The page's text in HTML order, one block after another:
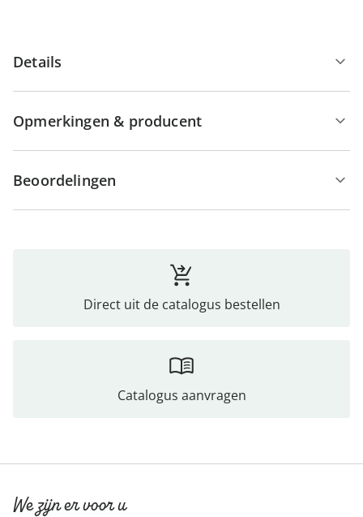
Details
Opmerkingen & producent
Beoordelingen
Direct uit de catalogus bestellen
Catalogus aanvragen
We zijn er voor u